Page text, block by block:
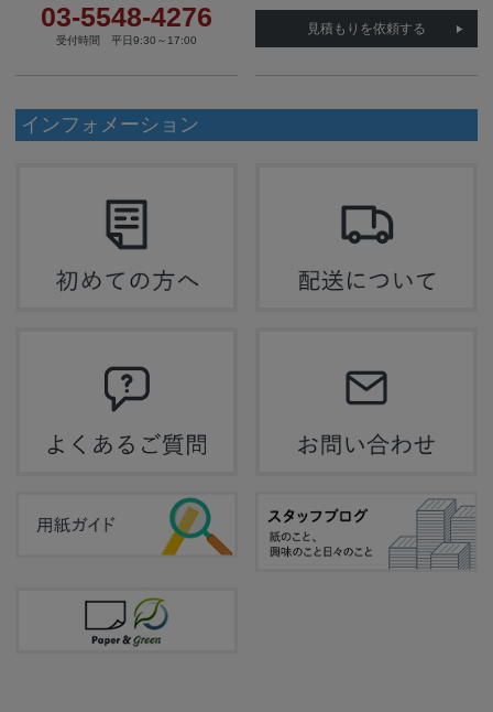
03-5548-4276
受付時間 平日9:30～17:00
見積もりを依頼する
インフォメーション